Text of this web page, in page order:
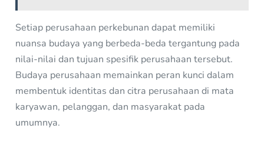
Setiap perusahaan perkebunan dapat memiliki
nuansa budaya yang berbeda-beda tergantung pada
nilai-nilai dan tujuan spesifik perusahaan tersebut.
Budaya perusahaan memainkan peran kunci dalam
membentuk identitas dan citra perusahaan di mata
karyawan, pelanggan, dan masyarakat pada
umumnya.